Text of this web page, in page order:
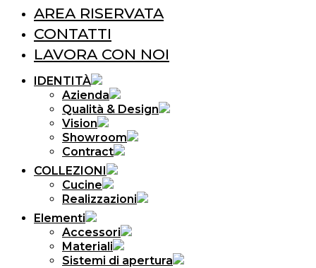
AREA RISERVATA
CONTATTI
LAVORA CON NOI
IDENTITÀ
Azienda
Qualità & Design
Vision
Showroom
Contract
COLLEZIONI
Cucine
Realizzazioni
Elementi
Accessori
Materiali
Sistemi di apertura